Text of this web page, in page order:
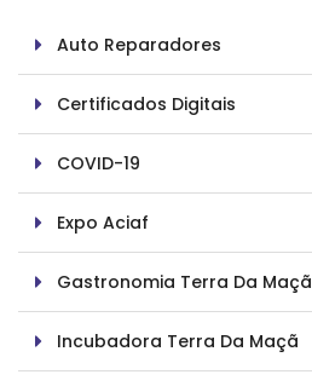
Auto Reparadores
Certificados Digitais
COVID-19
Expo Aciaf
Gastronomia Terra Da Maçã
Incubadora Terra Da Maçã